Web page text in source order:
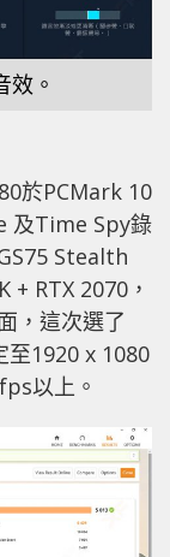
。
於PCMark 10
及Time Spy錄
Stealth
RTX 2070，
，這次選了
1920 x 1080
以上。